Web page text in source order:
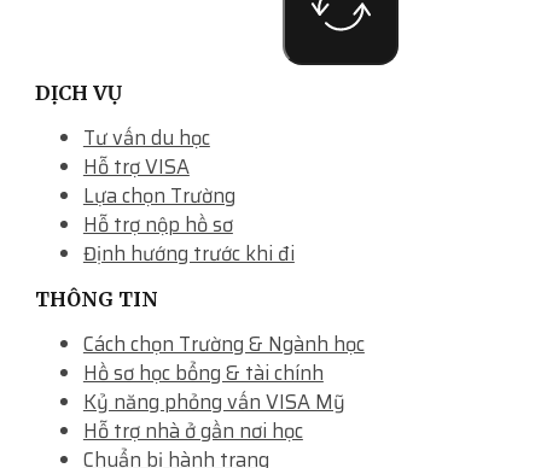
DỊCH VỤ
Tư vấn du học
Hỗ trợ VISA
Lựa chọn Trường
Hỗ trợ nộp hồ sơ
Định hướng trước khi đi
THÔNG TIN
Cách chọn Trường & Ngành học
Hồ sơ học bổng & tài chính
Kỷ năng phỏng vấn VISA Mỹ
Hỗ trợ nhà ở gần nơi học
Chuẩn bị hành trang